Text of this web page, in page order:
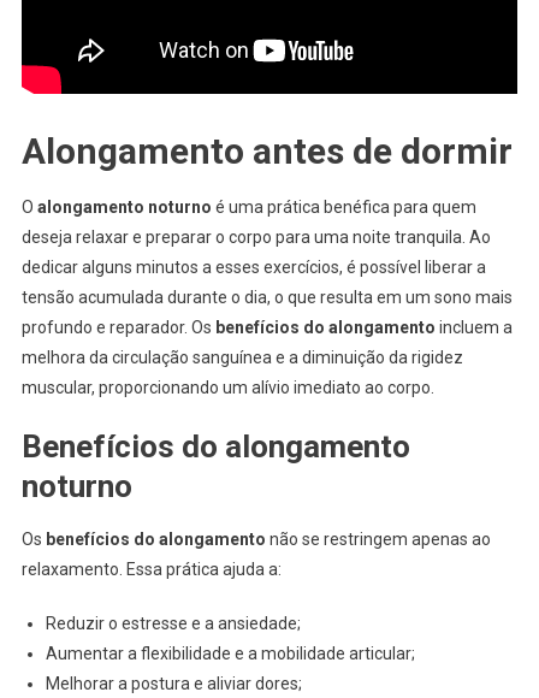
Alongamento antes de dormir
O alongamento noturno é uma prática benéfica para quem
deseja relaxar e preparar o corpo para uma noite tranquila. Ao
dedicar alguns minutos a esses exercícios, é possível liberar a
tensão acumulada durante o dia, o que resulta em um sono mais
profundo e reparador. Os benefícios do alongamento incluem a
melhora da circulação sanguínea e a diminuição da rigidez
muscular, proporcionando um alívio imediato ao corpo.
Benefícios do alongamento
noturno
Os benefícios do alongamento não se restringem apenas ao
relaxamento. Essa prática ajuda a:
Reduzir o estresse e a ansiedade;
Aumentar a flexibilidade e a mobilidade articular;
Melhorar a postura e aliviar dores;